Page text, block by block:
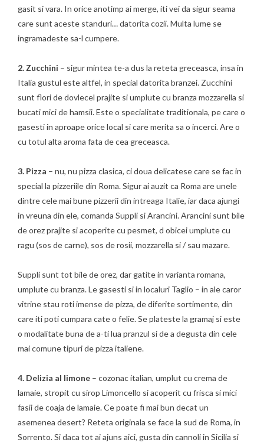
gasit si vara. In orice anotimp ai merge, iti vei da sigur seama
care sunt aceste standuri… datorita cozii. Multa lume se
ingramadeste sa-l cumpere.
2. Zucchini – sigur mintea te-a dus la reteta greceasca, insa in
Italia gustul este altfel, in special datorita branzei. Zucchini
sunt flori de dovlecel prajite si umplute cu branza mozzarella si
bucati mici de hamsii. Este o specialitate traditionala, pe care o
gasesti in aproape orice local si care merita sa o incerci. Are o
cu totul alta aroma fata de cea greceasca.
3. Pizza – nu, nu pizza clasica, ci doua delicatese care se fac in
special la pizzeriile din Roma. Sigur ai auzit ca Roma are unele
dintre cele mai bune pizzerii din intreaga Italie, iar daca ajungi
in vreuna din ele, comanda Suppli si Arancini. Arancini sunt bile
de orez prajite si acoperite cu pesmet, d obicei umplute cu
ragu (sos de carne), sos de rosii, mozzarella si / sau mazare.
Suppli sunt tot bile de orez, dar gatite in varianta romana,
umplute cu branza. Le gasesti si in localuri Taglio – in ale caror
vitrine stau roti imense de pizza, de diferite sortimente, din
care iti poti cumpara cate o felie. Se plateste la gramaj si este
o modalitate buna de a-ti lua pranzul si de a degusta din cele
mai comune tipuri de pizza italiene.
4. Delizia al limone – cozonac italian, umplut cu crema de
lamaie, stropit cu sirop Limoncello si acoperit cu frisca si mici
fasii de coaja de lamaie. Ce poate fi mai bun decat un
asemenea desert? Reteta originala se face la sud de Roma, in
Sorrento. Si daca tot ai ajuns aici, gusta din cannoli in Sicilia si